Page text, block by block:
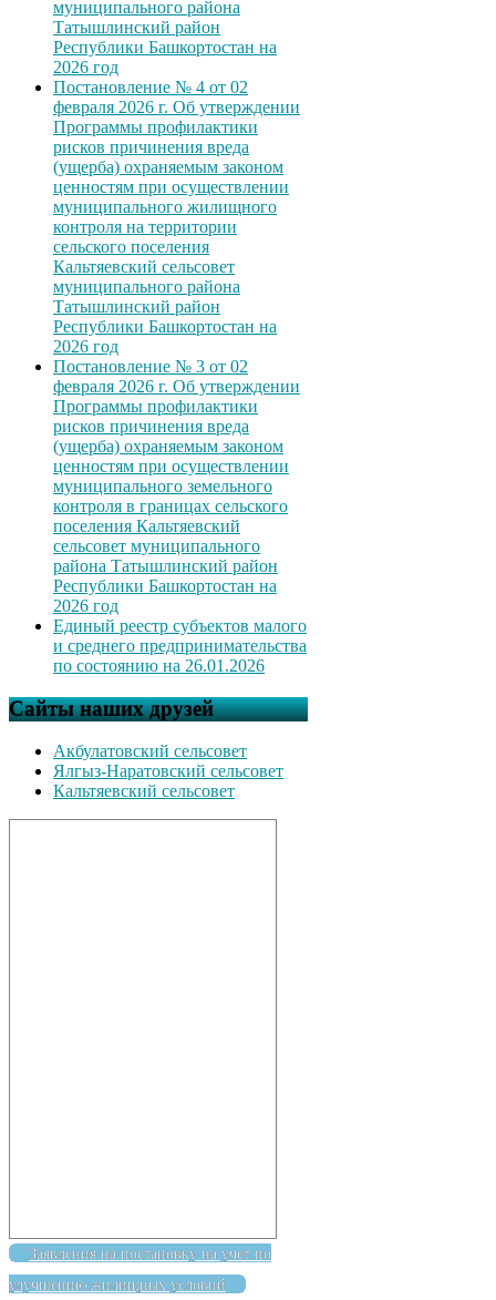
муниципального района
Татышлинский район
Республики Башкортостан на
2026 год
Постановление № 4 от 02
февраля 2026 г. Об утверждении
Программы профилактики
рисков причинения вреда
(ущерба) охраняемым законом
ценностям при осуществлении
муниципального жилищного
контроля на территории
сельского поселения
Кальтяевский сельсовет
муниципального района
Татышлинский район
Республики Башкортостан на
2026 год
Постановление № 3 от 02
февраля 2026 г. Об утверждении
Программы профилактики
рисков причинения вреда
(ущерба) охраняемым законом
ценностям при осуществлении
муниципального земельного
контроля в границах сельского
поселения Кальтяевский
сельсовет муниципального
района Татышлинский район
Республики Башкортостан на
2026 год
Единый реестр субъектов малого
и среднего предпринимательства
по состоянию на 26.01.2026
Сайты наших друзей
Акбулатовский сельсовет
Ялгыз-Наратовский сельсовет
Кальтяевский сельсовет
Заявления на постановку на учет по
улучшению жилищных условий